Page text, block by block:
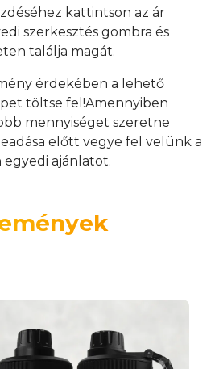
kattintson az ár
szerkesztés gombra és
találja magát.
érdekében a lehető
töltse fel!Amennyiben
mennyiséget szeretne
előtt vegye fel velünk a
egyedi ajánlatot.